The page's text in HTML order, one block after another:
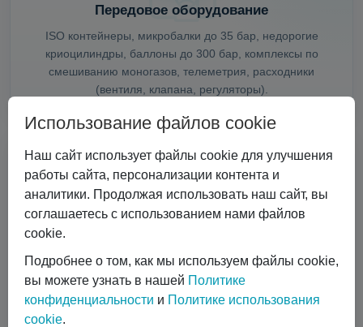
Передовое оборудование
ISO контейнеры, микробалки до 35 бар, недорогие
криоцилиндры, баллоны до 300 бар, комплексы по
смешиванию моногазов, телеметрия, расходники
(вентиля, клапана, регуляторы).
Если вы являетесь поставщиком газов и хотите снабдить
своих клиентов актуальным оборудованием (а,
возможно, заполучить новых клиентов), тогда для вас
предусмотрена специальная скидка.
Использование файлов cookie
Наш сайт использует файлы cookie для улучшения
работы сайта, персонализации контента и
аналитики. Продолжая использовать наш сайт, вы
соглашаетесь с использованием нами файлов
cookie.
Подробнее о том, как мы используем файлы cookie,
вы можете узнать в нашей Политике
конфиденциальности и Политике использования
cookie.